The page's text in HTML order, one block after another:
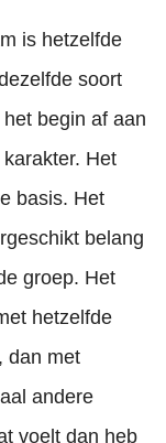
is hetzelfde
soort
begin af aan
Het
basis. Het
belang
groep. Het
hetzelfde
dan met
andere
voelt dan heb